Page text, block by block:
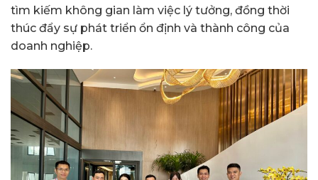
tìm kiếm không gian làm việc lý tưởng, đồng thời
thúc đẩy sự phát triển ổn định và thành công của
doanh nghiệp.